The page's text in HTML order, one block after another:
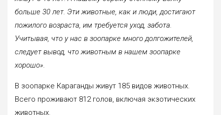
больше 30 лет. Эти животные, как и люди, достигают
пожилого возраста, им требуется уход, забота.
Учитывая, что у нас в зоопарке много долгожителей,
следует вывод, что животным в нашем зоопарке
хорошо».
В зоопарке Караганды живут 185 видов животных.
Всего проживают 812 голов, включая экзотических
животных.